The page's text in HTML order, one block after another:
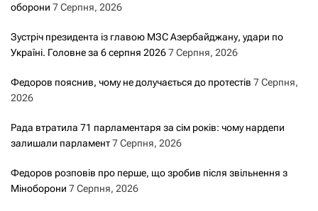
оборони 7 Серпня, 2026
Зустріч президента із главою МЗС Азербайджану, удари по
Україні. Головне за 6 серпня 20267 Серпня, 2026
Федоров пояснив, чому не долучається до протестів 7 Серпня,
2026
Рада втратила 71 парламентаря за сім років: чому нардепи
залишали парламент7 Серпня, 2026
Федоров розповів про перше, що зробив після звільнення з
Міноборони 7 Серпня, 2026